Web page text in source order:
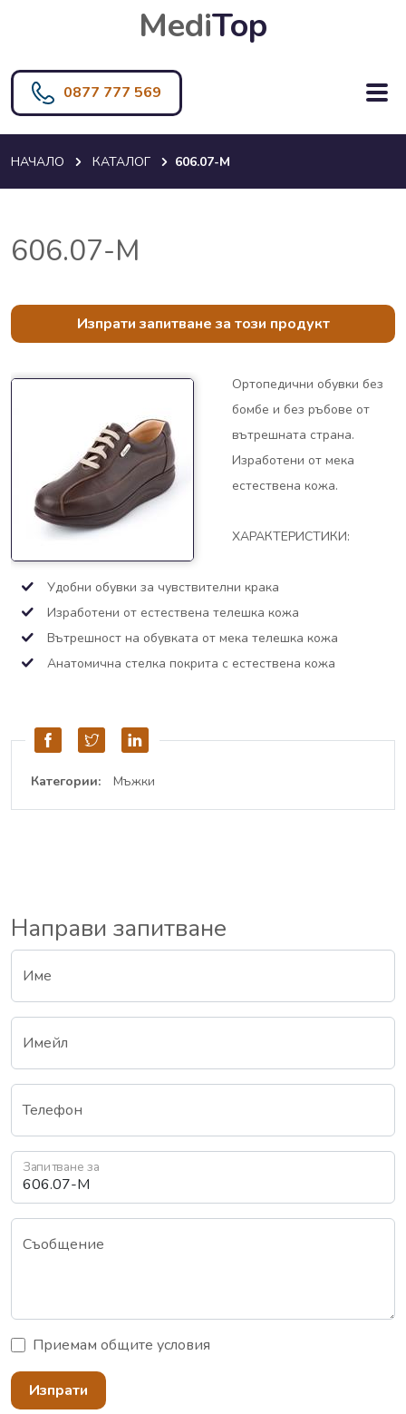
MediTop
0877 777 569
НАЧАЛО КАТАЛОГ 606.07-M
606.07-M
Изпрати запитване за този продукт
Ортопедични обувки без
бомбе и без ръбове от
вътрешната страна.
Изработени от мека
естествена кожа.
ХАРАКТЕРИСТИКИ:
Удобни обувки за чувствителни крака
Изработени от естествена телешка кожа
Вътрешност на обувката от мека телешка кожа
Анатомична стелка покрита с естествена кожа
Категории: Мъжки
Направи запитване
Име
Имейл
Телефон
Запитване за
Съобщение
Приемам общите условия
Изпрати